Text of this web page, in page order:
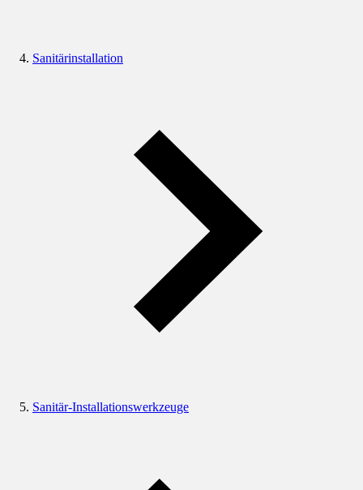
Sanitärinstallation
Sanitär-Installationswerkzeuge